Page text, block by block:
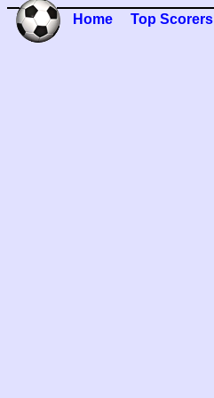
Home Top Scorers